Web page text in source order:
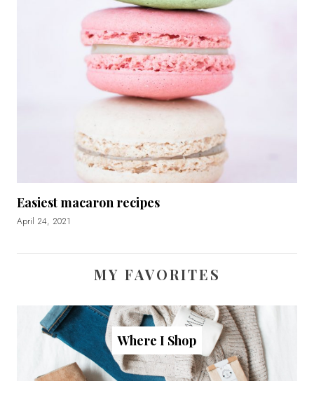
Easiest macaron recipes
April 24, 2021
MY FAVORITES
Where I Shop